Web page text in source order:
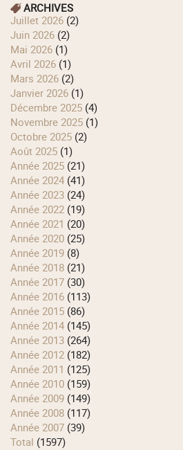
ARCHIVES
juillet 2026 (2)
juin 2026 (2)
mai 2026 (1)
avril 2026 (1)
mars 2026 (2)
janvier 2026 (1)
décembre 2025 (4)
novembre 2025 (1)
octobre 2025 (2)
août 2025 (1)
année 2025 (21)
année 2024 (41)
année 2023 (24)
année 2022 (19)
année 2021 (20)
année 2020 (25)
année 2019 (8)
année 2018 (21)
année 2017 (30)
année 2016 (113)
année 2015 (86)
année 2014 (145)
année 2013 (264)
année 2012 (182)
année 2011 (125)
année 2010 (159)
année 2009 (149)
année 2008 (117)
année 2007 (39)
total (1597)